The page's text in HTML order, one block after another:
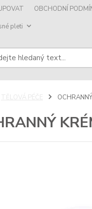
OBCHODNÍ
pleti
TĚLOVÁ PÉČE